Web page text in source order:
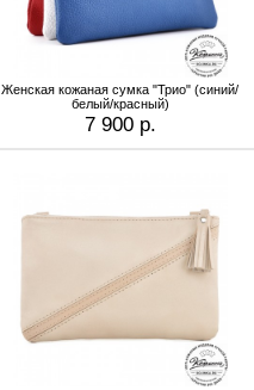
Женская кожаная сумка "Трио" (синий/
белый/красный)
7 900 р.